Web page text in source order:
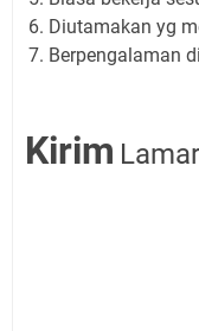
Diutamakan yg
Berpengalaman
Kirim